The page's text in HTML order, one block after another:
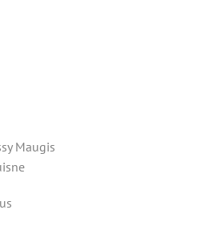
Maugis